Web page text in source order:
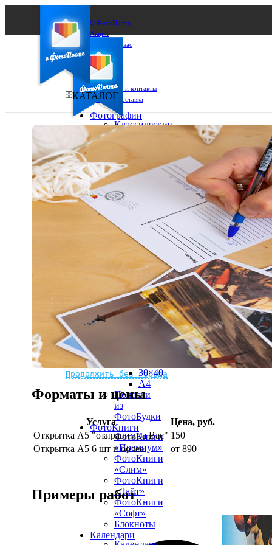
О ФотоПочте
Акции
Сделаем за вас
Бизнесу
FAQ
Франшиза
Поддержка и контакты
Оплата и доставка
Ваш город:
Ваш регион доставки
Выберите из списка:
Не нашли Ваш город?
Мы доставляем по всему миру
Продолжить без города
КАТАЛОГ
Фотографии
Классические
13х18
15х15
30х30
30х40
А4
Фото
рамке
10х10
10×15
13×18
15×15
30×40
A4
Полоски
из
ФотоБудки
ФотоКниги
ФотоКниги
«Премиум»
ФотоКниги
«Слим»
ФотоКниги
«Лайт»
ФотоКниги
«Софт»
Блокноты
Календари
Форматы и цены
Услуга
Цена, руб.
Открытка А5 "отправим за Вас" 150
Открытка А5 6 шт и более
от 890
Примеры работ